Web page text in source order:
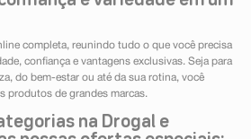
completa, reunindo tudo o que você precisa
confiança e vantagens exclusivas. Seja para
do bem-estar ou até da sua rotina, você
produtos de grandes marcas.
na Drogal e